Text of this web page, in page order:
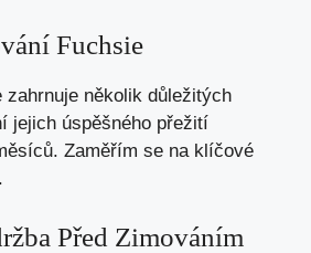
Fuchsie
zahrnuje několik důležitých
jejich úspěšného přežití
Zaměřím se na klíčové
Před Zimováním